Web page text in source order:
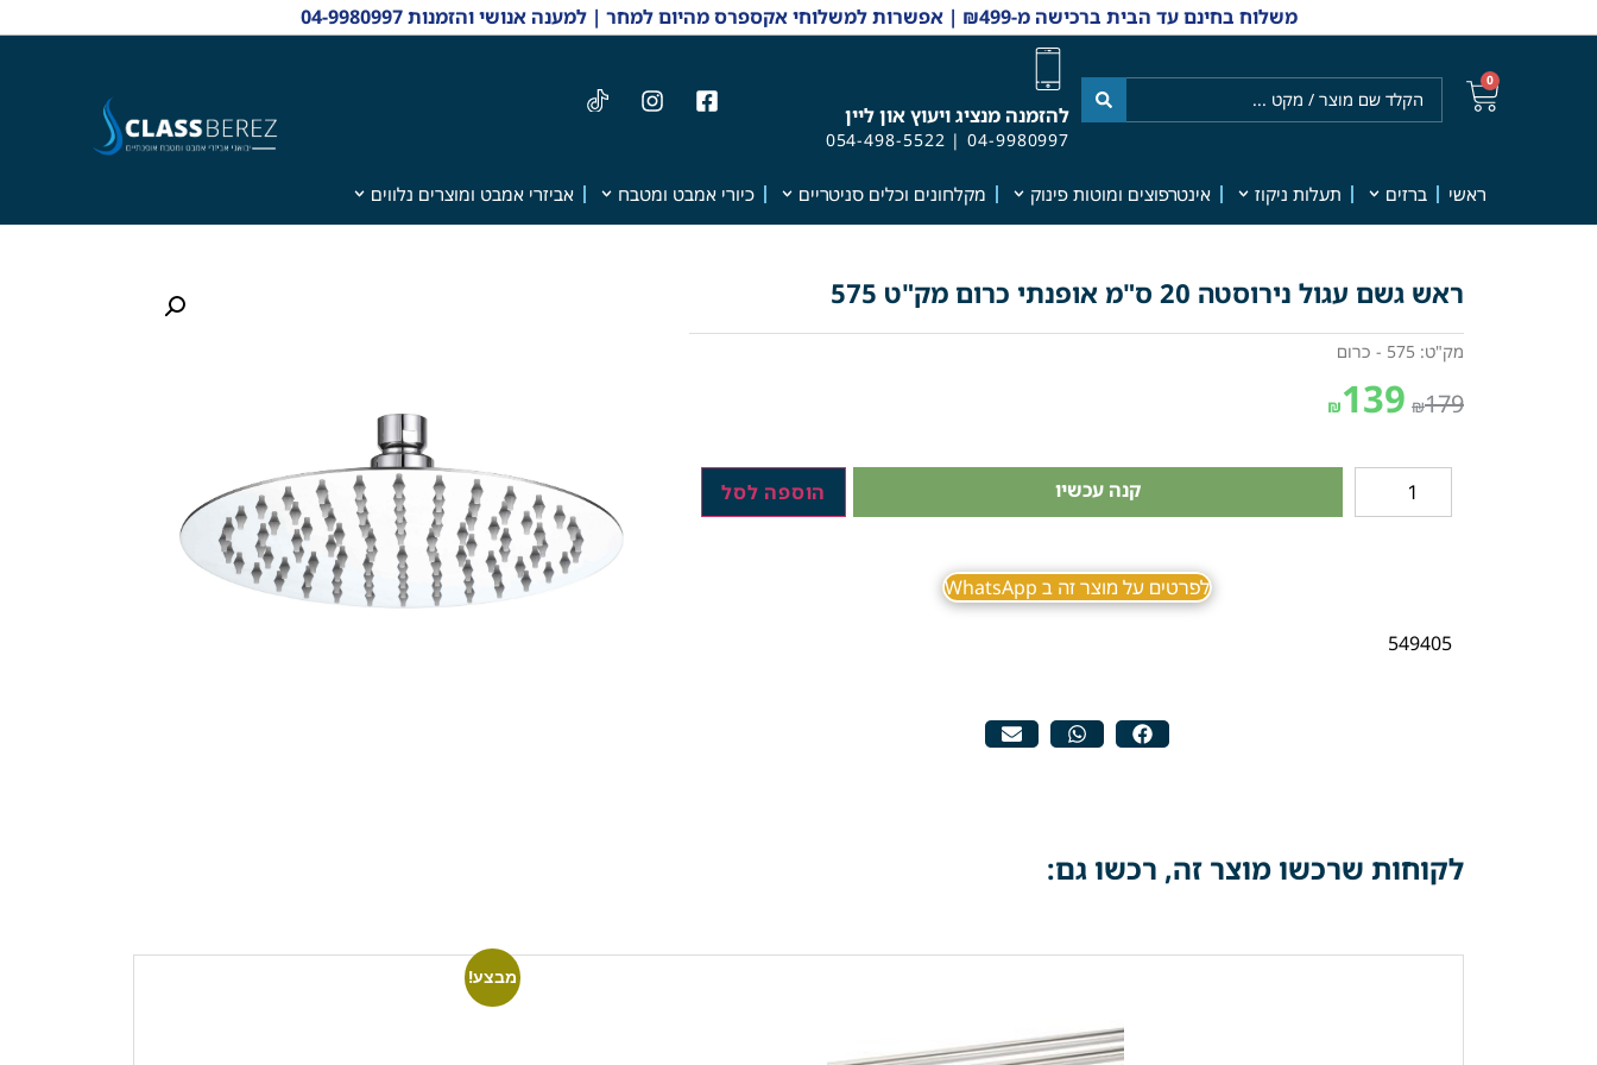
משלוח בחינם עד הבית ברכישה מ-₪499 | אפשרות למשלוחי אקספרס מהיום למחר | למענה אנושי והזמנות 04-9980997
0
להזמנה מנציג ויעוץ און ליין
04-9980997
|
054-498-5522
ראשי ברזים תעלות ניקוז אינטרפוצים ומוטות פינוק מקלחונים וכלים סניטריים כיורי אמבט ומטבח אביזרי אמבט ומוצרים נלווים
ראש גשם עגול נירוסטה 20 ס"מ אופנתי כרום מק"ט 575
מק"ט: 575 - כרום
₪179
₪139
קנה עכשיו הוספה לסל
לפרטים על מוצר זה ב WhatsApp
549405
לקוחות שרכשו מוצר זה, רכשו גם:
מבצע!